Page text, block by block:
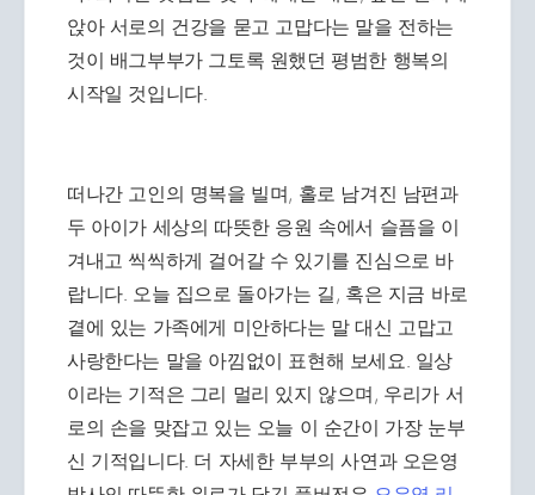
앉아 서로의 건강을 묻고 고맙다는 말을 전하는
것이 배그부부가 그토록 원했던 평범한 행복의
시작일 것입니다.
떠나간 고인의 명복을 빌며, 홀로 남겨진 남편과
두 아이가 세상의 따뜻한 응원 속에서 슬픔을 이
겨내고 씩씩하게 걸어갈 수 있기를 진심으로 바
랍니다. 오늘 집으로 돌아가는 길, 혹은 지금 바로
곁에 있는 가족에게 미안하다는 말 대신 고맙고
사랑한다는 말을 아낌없이 표현해 보세요. 일상
이라는 기적은 그리 멀리 있지 않으며, 우리가 서
로의 손을 맞잡고 있는 오늘 이 순간이 가장 눈부
신 기적입니다. 더 자세한 부부의 사연과 오은영